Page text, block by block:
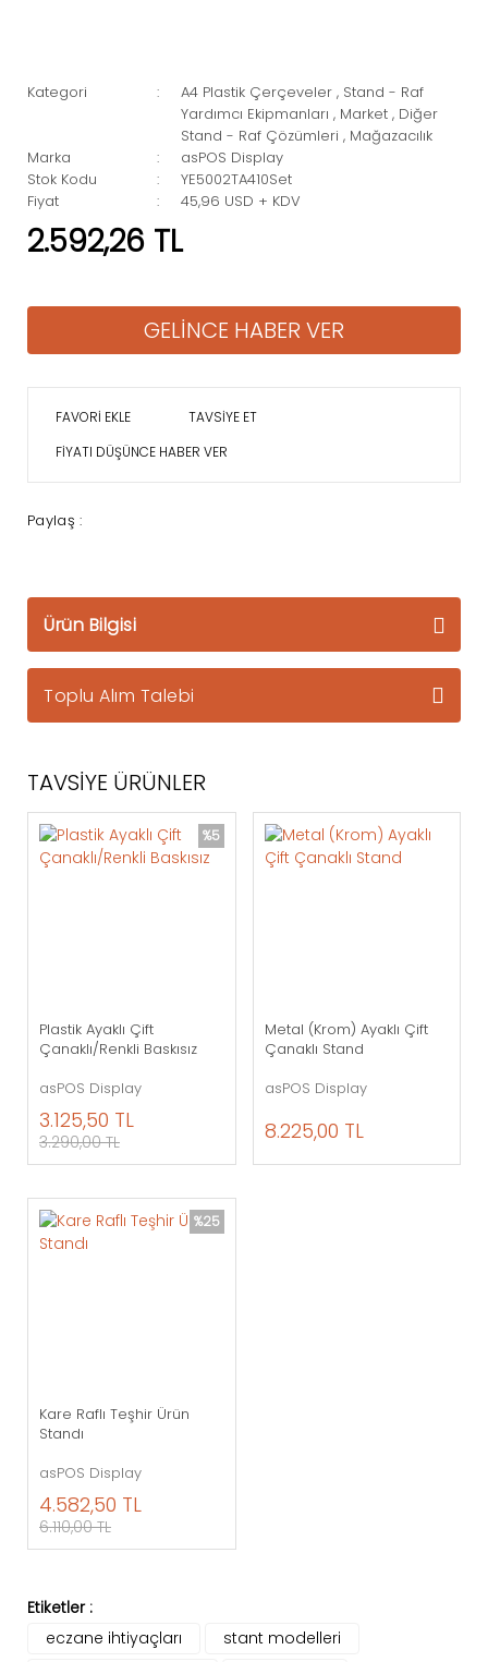
Kategori A4 Plastik Çerçeveler , Stand - Raf
Yardımcı Ekipmanları , Market , Diğer
Stand - Raf Çözümleri , Mağazacılık
Marka
asPOS Display
Stok Kodu
YE5002TA410Set
Fiyat
45,96 USD + KDV
2.592,26 TL
GELİNCE HABER VER
TAVSİYE ET
FİYATI DÜŞÜNCE HABER VER
Paylaş :
Ürün Bilgisi
Toplu Alım Talebi
TAVSİYE ÜRÜNLER
%5
Plastik Ayaklı Çift
Çanaklı/Renkli Baskısız
asPOS Display
3.125,50 TL
3.290,00 TL
Metal (Krom) Ayaklı Çift
Çanaklı Stand
asPOS Display
8.225,00 TL
%25
Kare Raflı Teşhir Ürün
Standı
asPOS Display
4.582,50 TL
6.110,00 TL
Etiketler :
eczane ihtiyaçları
stant modelleri